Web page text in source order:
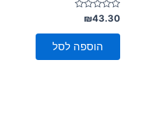
דורג
0
מתוך
₪43.30
הוספה לסל